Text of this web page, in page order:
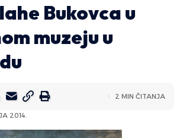
Bukovca u
muzeju u
2014.
2 MIN ČITANJA